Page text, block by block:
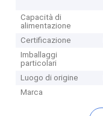
Capacità di
alimentazione
Certificazione
Imballaggi
particolari
Luogo di origine
Marca